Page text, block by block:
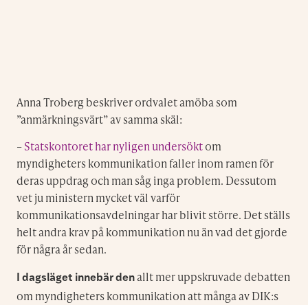
Anna Troberg beskriver ordvalet amöba som
”anmärkningsvärt” av samma skäl:
–Statskontoret har nyligen undersöktom
myndigheters kommunikation faller inom ramen för
deras uppdrag och man såg inga problem. Dessutom
vet ju ministern mycket väl varför
kommunikationsavdelningar har blivit större. Det ställs
helt andra krav på kommunikation nu än vad det gjorde
för några år sedan.
I dagsläget innebär denallt mer uppskruvade debatten
om myndigheters kommunikation att många av DIK:s